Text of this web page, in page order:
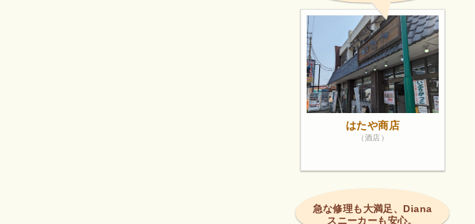
はたや商店
（酒店）
急な修理も大満足、Diana
スニーカーも安心。